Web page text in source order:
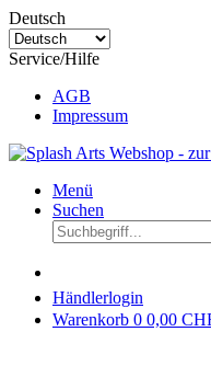
Deutsch
Service/Hilfe
AGB
Impressum
Menü
Suchen
Händlerlogin
Warenkorb 0 0,00